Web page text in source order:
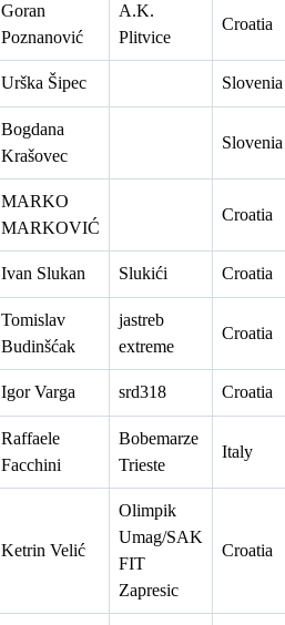
Goran
Poznanović
A.K.
Plitvice
Croatia
Urška Šipec Slovenia
Bogdana
Krašovec
Slovenia
MARKO
MARKOVIĆ
Croatia
Ivan Slukan Slukići Croatia
Tomislav
Budinšćak
jastreb
extreme
Croatia
Igor Varga srd318 Croatia
Raffaele
Facchini
Bobemarze
Trieste
Italy
Ketrin Velić
Olimpik
Umag/SAK
FIT
Zapresic
Croatia